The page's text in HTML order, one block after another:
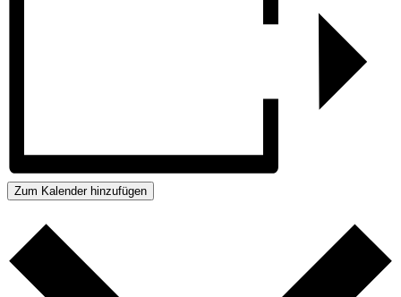
Zum Kalender hinzufügen